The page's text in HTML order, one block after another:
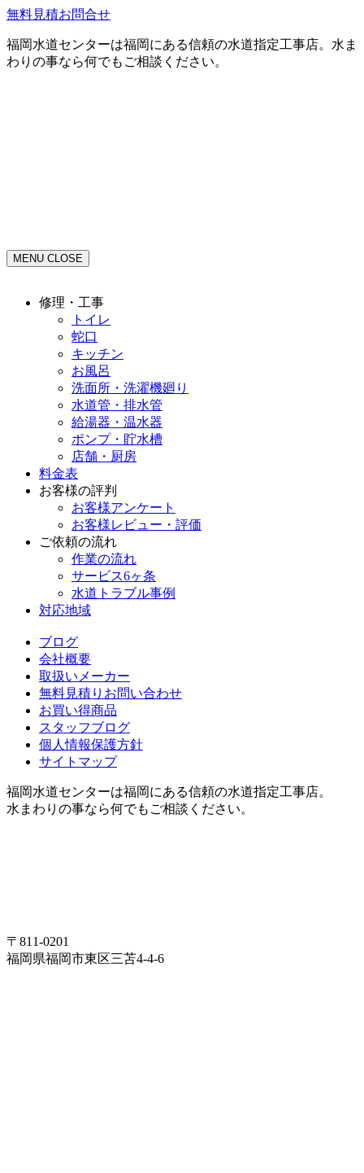
無料見積お問合せ
福岡水道センターは福岡にある信頼の水道指定工事店。水ま
わりの事なら何でもご相談ください。
MENU CLOSE
修理・工事
トイレ
蛇口
キッチン
お風呂
洗面所・洗濯機廻り
水道管・排水管
給湯器・温水器
ポンプ・貯水槽
店舗・厨房
料金表
お客様の評判
お客様アンケート
お客様レビュー・評価
ご依頼の流れ
作業の流れ
サービス6ヶ条
水道トラブル事例
対応地域
ブログ
会社概要
取扱いメーカー
無料見積りお問い合わせ
お買い得商品
スタッフブログ
個人情報保護方針
サイトマップ
福岡水道センターは福岡にある信頼の水道指定工事店。
水まわりの事なら何でもご相談ください。
〒811-0201
福岡県福岡市東区三苫4-4-6